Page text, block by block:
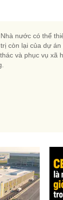
nước có thể
còn lại của dự
và phục vụ xã